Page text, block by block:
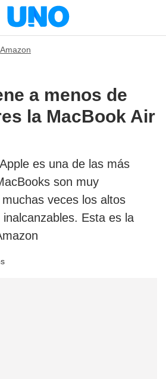
Amazon
a menos de
la MacBook Air
es una de las más
son muy
veces los altos
Esta es la